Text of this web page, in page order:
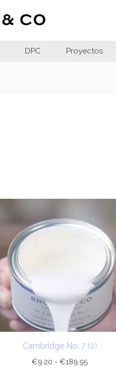
DPC Proyectos
Cambridge No. 7 (2)
€9.20 - €189.95
precios:
desde
€9.20
hasta
€189.95